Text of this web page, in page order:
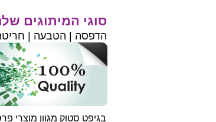
בגיפט סטוק מגוון מוצרי
סוגי המיתוגים
הדפסה | הטבעה |